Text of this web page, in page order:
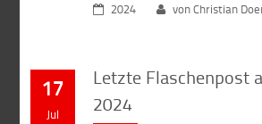
2024 von Christian
17
Jul
Letzte Flaschenpost
2024